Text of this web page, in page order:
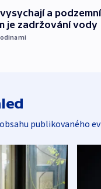
a
je zadržování vody
publikovaného